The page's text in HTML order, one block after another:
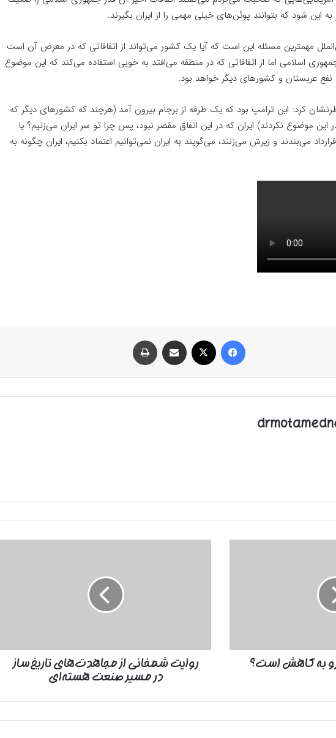
این شود که بتوانند پوئن‌های خیلی مهمی را از ایران بگیرند.
مهمترین مسئله این است که آیا یک کشور می‌تواند از اتفاقاتی که در معرض آن است
اسلامی اما از اتفاقاتی که در منطقه می‌افتد به خوبی استفاده می‌کند که این موضوع
نفع عربستان و کشورهای دیگر خواهد بود.
کرد: این ترامپ بود که یک طرفه از برجام بیرون آمد (هرچند که کشورهای دیگر که
موضوع نکردند) ایران که در این اتفاق مقصر نبود، پس چرا تو سر ایران می‌زنیم؟ یا
می‌بندند و زیرش می‌زنند، می‌گویند به ایران نمی‌توانیم اعتماد بکنیم، ایران چگونه به
فیسبوک ایکس اشتراک گذاری با ایمیل
به کاهش است؟
هسته‌ای
روایت شمخانی از مجاهدت‌های تاریخ‌ساز
در مسیر صنعت هسته‌ای